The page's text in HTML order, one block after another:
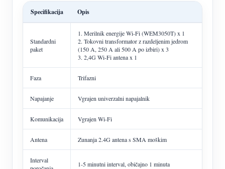
Specifikacija Opis
Standardni
paket
1. Merilnik energije Wi-Fi (WEM3050T) x 1
2. Tokovni transformator z razdeljenim jedrom
(150 A, 250 A ali 500 A po izbiri) x 3
3. 2,4G Wi-Fi antena x 1
Faza Trifazni
Napajanje Vgrajen univerzalni napajalnik
Komunikacija Vgrajen Wi-Fi
Antena Zunanja 2.4G antena s SMA moškim
Interval
1-5 minutni interval, običajno 1 minuta